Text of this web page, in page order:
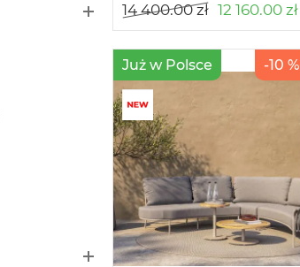
14 400.00zł 12 160.00 zł
Już w Polsce -10 %